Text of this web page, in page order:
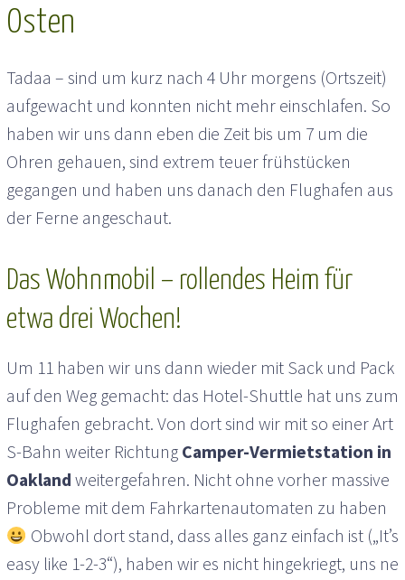
Osten
Tadaa – sind um kurz nach 4 Uhr morgens (Ortszeit)
aufgewacht und konnten nicht mehr einschlafen. So
haben wir uns dann eben die Zeit bis um 7 um die
Ohren gehauen, sind extrem teuer frühstücken
gegangen und haben uns danach den Flughafen aus
der Ferne angeschaut.
Das Wohnmobil – rollendes Heim für
etwa drei Wochen!
Um 11 haben wir uns dann wieder mit Sack und Pack
auf den Weg gemacht: das Hotel-Shuttle hat uns zum
Flughafen gebracht. Von dort sind wir mit so einer Art
S-Bahn weiter Richtung Camper-Vermietstation in
Oakland weitergefahren. Nicht ohne vorher massive
Probleme mit dem Fahrkartenautomaten zu haben
Obwohl dort stand, dass alles ganz einfach ist („It’s
easy like 1-2-3“), haben wir es nicht hingekriegt, uns ne